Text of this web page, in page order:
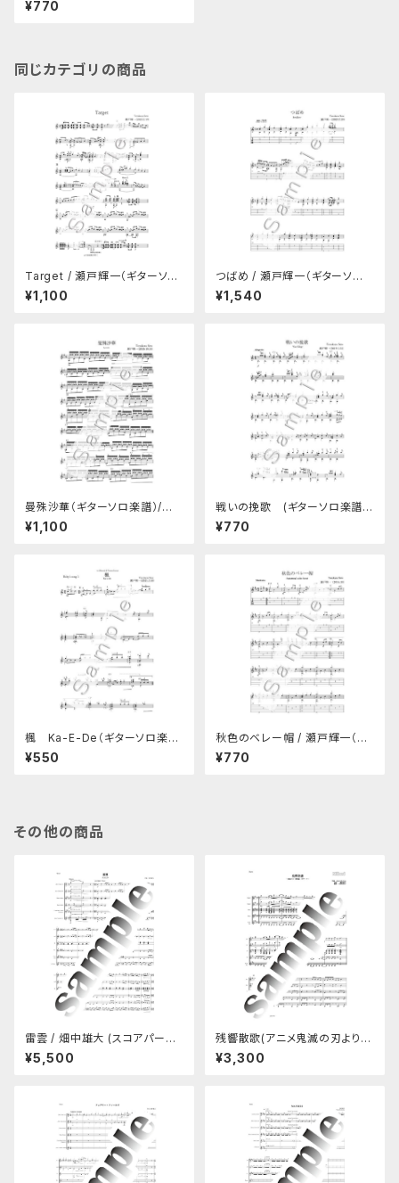
版)
¥770
同じカテゴリの商品
Target / 瀬戸輝一（ギターソロ
楽譜）(A4製本版)
¥1,100
つばめ / 瀬戸輝一（ギターソロT
AB譜つき楽譜）(A4製本版)
¥1,540
曼殊沙華（ギターソロ楽譜）/
瀬戸輝一 (A4製本版)
¥1,100
戦いの挽歌 (ギターソロ楽譜)/
瀬戸輝一 (A4製本版)
¥770
楓 Ka-E-De（ギターソロ楽
譜）/ 瀬戸輝一 (A4製本版)
¥550
秋色のベレー帽 / 瀬戸輝一（ギ
ターソロTAB譜付き楽譜）(製本
A4版)
¥770
その他の商品
雷雲 / 畑中雄大 (スコアパート
譜セット)
¥5,500
残響散歌(アニメ鬼滅の刃より) /
飛内将大 （製本A4版）
¥3,300